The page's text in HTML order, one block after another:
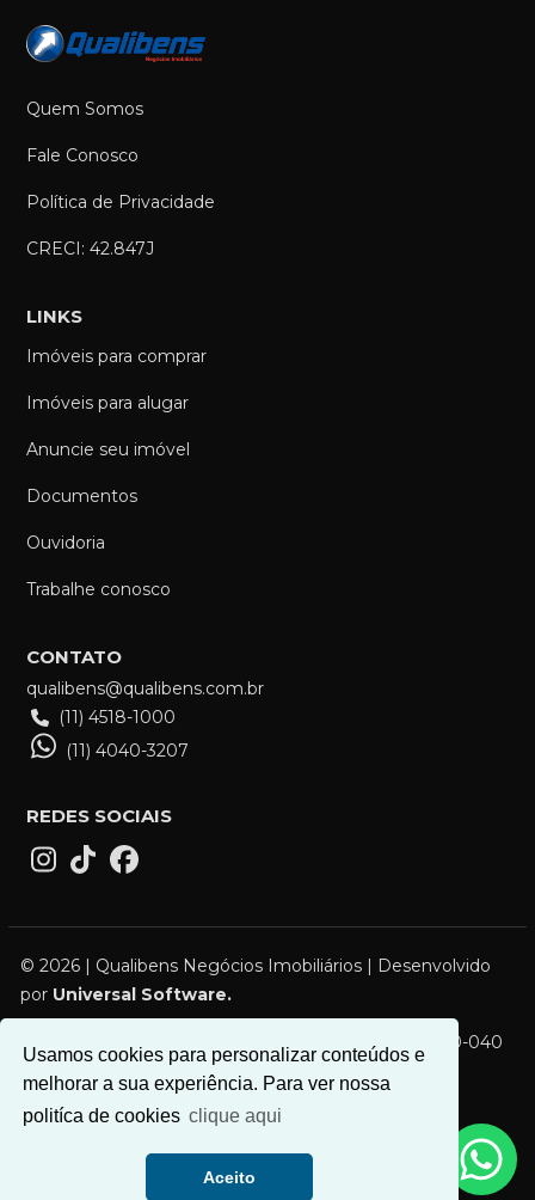
Usamos cookies para personalizar conteúdos e
melhorar a sua experiência. Para ver nossa
politíca de cookies clique aqui
Aceito
Quem Somos
Fale Conosco
Política de Privacidade
CRECI: 42.847J
LINKS
Imóveis para comprar
Imóveis para alugar
Anuncie seu imóvel
Documentos
Ouvidoria
Trabalhe conosco
CONTATO
qualibens@qualibens.com.br
(11) 4518-1000
(11) 4040-3207
REDES SOCIAIS
© 2026 | Qualibens Negócios Imobiliários | Desenvolvido
por Universal Software.
R. Campos Sales, 119 - Vila Bocaina, Mauá - SP, 09310-040